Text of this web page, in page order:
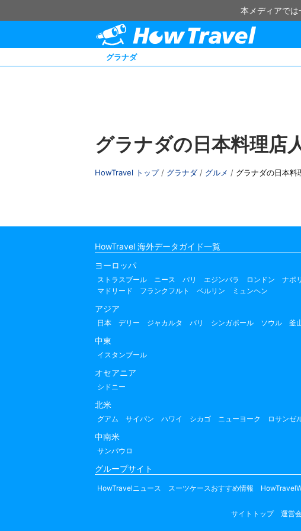
本メディアで
グラナダ
グラナダの日本料理店
HowTravel トップ/ グラナダ / グルメ / グラナダの日本料
HowTravel 海外データガイド一覧
ヨーロッパ
ストラスブール ニース パリ エジンバラ ロンドン ナポリ
マドリード
フランクフルト ベルリン ミュンヘン
アジア
日本 デリー ジャカルタ バリ シンガポール ソウル 釜
中東
イスタンブール
オセアニア
シドニー
北米
グアム サイパン ハワイ シカゴ ニューヨーク ロサンゼ
中南米
サンパウロ
グループサイト
HowTravelニュース スーツケースおすすめ情報
サイトトップ 運営